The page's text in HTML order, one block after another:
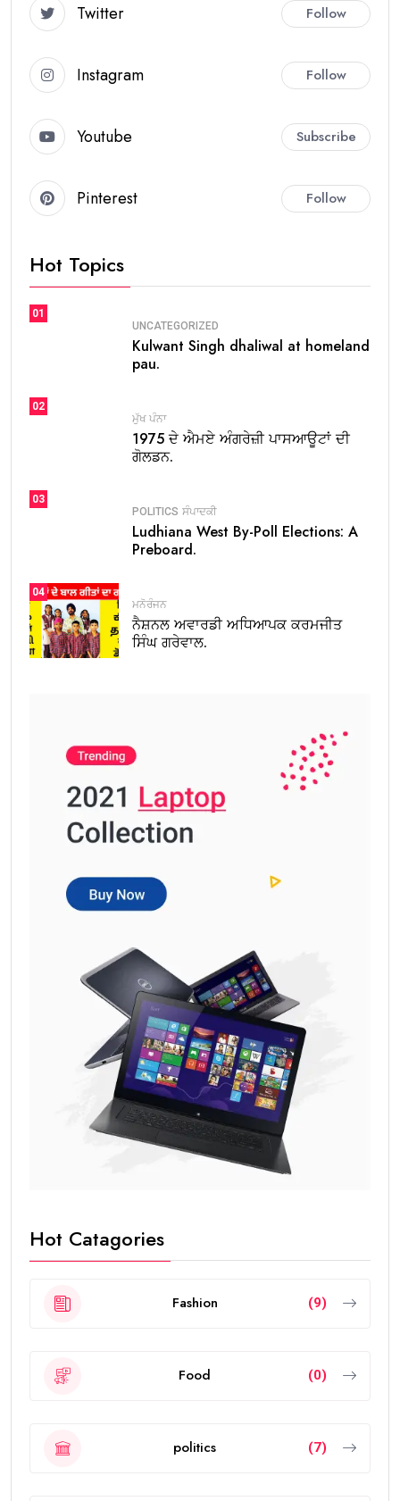
Twitter Follow
Instagram Follow
Youtube Subscribe
Pinterest Follow
Hot Topics
01
UNCATEGORIZED
Kulwant Singh dhaliwal at homeland
pau.
02
ਮੁੱਖ ਪੰਨਾ
1975 ਦੇ ਐਮਏ ਅੰਗਰੇਜ਼ੀ ਪਾਸਆਊਟਾਂ ਦੀ
ਗੋਲਡਨ.
03
POLITICS ਸੰਪਾਦਕੀ
Ludhiana West By-Poll Elections: A
Preboard.
04
ਮਨੋਰੰਜਨ
ਨੈਸ਼ਨਲ ਅਵਾਰਡੀ ਅਧਿਆਪਕ ਕਰਮਜੀਤ
ਸਿੰਘ ਗਰੇਵਾਲ.
Hot Catagories
Fashion (9)
Food (0)
politics (7)